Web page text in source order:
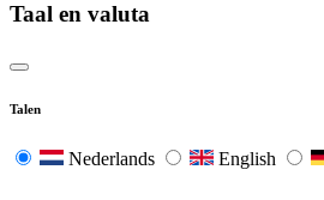
Taal en valuta
Talen
Nederlands English